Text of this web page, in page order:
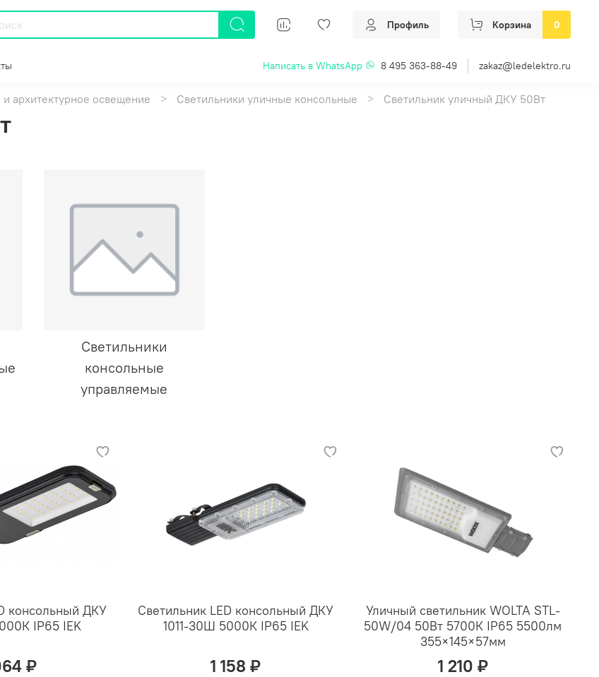
Профиль Корзина 0
Написать в WhatsApp 8 495 363-88-49 zakaz@ledelektro.ru
и архитектурное освещение Светильники уличные консольные Светильник уличный ДКУ 50Вт
Светильники
консольные
управляемые
консольный ДКУ
IP65 IEK
₽
Светильник LED консольный ДКУ
1011-30Ш 5000К IP65 IEK
1 158 ₽
Уличный светильник WOLTA STL-
50W/04 50Вт 5700К IP65 5500лм
355×145×57мм
1 210 ₽